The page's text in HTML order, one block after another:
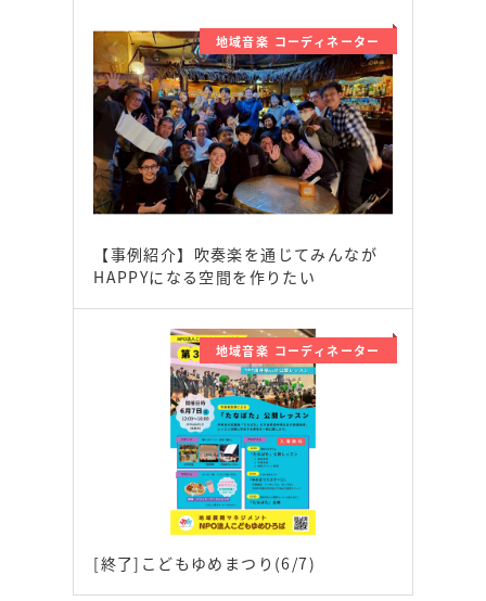
地域音楽 コーディネーター
【事例紹介】吹奏楽を通じてみんなが
HAPPYになる空間を作りたい
地域音楽 コーディネーター
[終了]こどもゆめまつり(6/7)